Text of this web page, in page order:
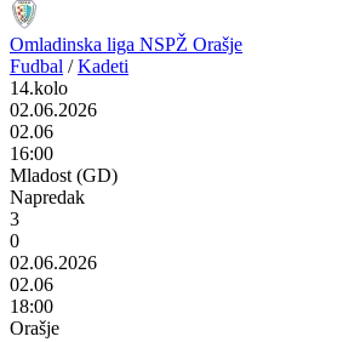
Omladinska liga NSPŽ Orašje
Fudbal / Kadeti
14.kolo
02.06.2026
02.06
16:00
Mladost (GD)
Napredak
3
0
02.06.2026
02.06
18:00
Orašje